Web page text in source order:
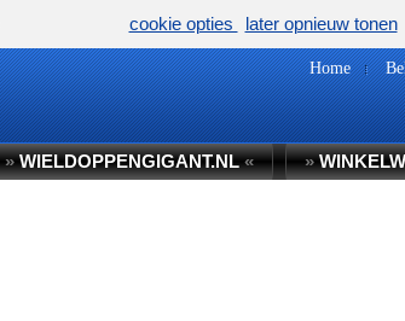
Home
»WIELDOPPENGIGANT.NL« »
cookie opties later opnieuw tonen